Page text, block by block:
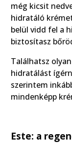
még kicsit
hidratáló
belül vidd fel a
biztosítasz
Találhatsz
hidratálást
szerintem
mindenképp
Este: a